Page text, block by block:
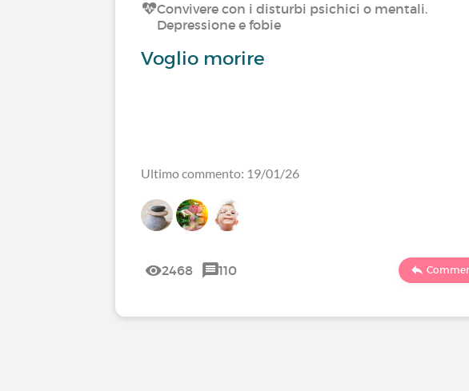
Convivere con i disturbi psichici o mentali.
Depressione e fobie
Voglio morire
Ultimo commento: 19/01/26
2468 110